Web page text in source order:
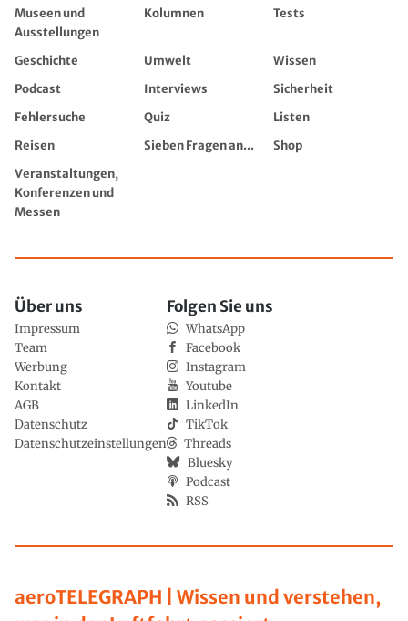
Museen und
Ausstellungen
Kolumnen Tests
Geschichte Umwelt
Wissen
Podcast
Interviews
Sicherheit
Fehlersuche
Quiz
Listen
Reisen
Sieben Fragen an...
Shop
Veranstaltungen,
Konferenzen und
Messen
aeroTELEGRAPH | Wissen und verstehen,
Über uns
Impressum
Team
Werbung
Kontakt
AGB
Datenschutz
Datenschutzeinstellungen
Folgen Sie uns
WhatsApp
Facebook
Instagram
Youtube
LinkedIn
TikTok
Threads
Bluesky
Podcast
RSS